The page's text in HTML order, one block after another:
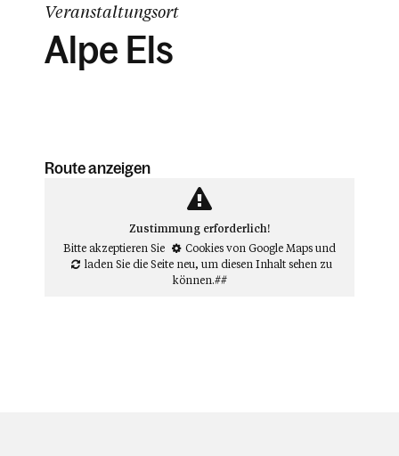
Veranstaltungsort
Alpe Els
Route anzeigen
Zustimmung erforderlich!
Bitte akzeptieren Sie
Cookies von Google Mapsund
laden Sie die Seite neu, um diesen Inhalt sehen zu
können.##